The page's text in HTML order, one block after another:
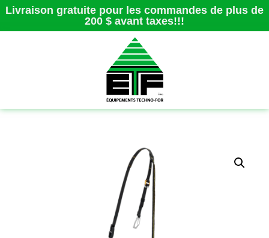
Livraison gratuite pour les commandes de plus de
200 $ avant taxes!!!